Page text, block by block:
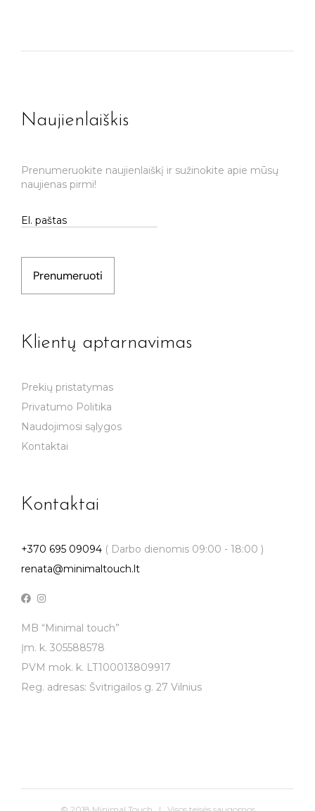
Naujienlaiškis
Prenumeruokite naujienlaiškį ir sužinokite apie mūsų
naujienas pirmi!
Prenumeruoti
Klientų aptarnavimas
Prekių pristatymas
Privatumo Politika
Naudojimosi sąlygos
Kontaktai
Kontaktai
+370 695 09094 ( Darbo dienomis 09:00 - 18:00 )
renata@minimaltouch.lt
MB “Minimal touch”
Įm. k. 305588578
PVM mok. k. LT100013809917
Reg. adresas: Švitrigailos g. 27 Vilnius